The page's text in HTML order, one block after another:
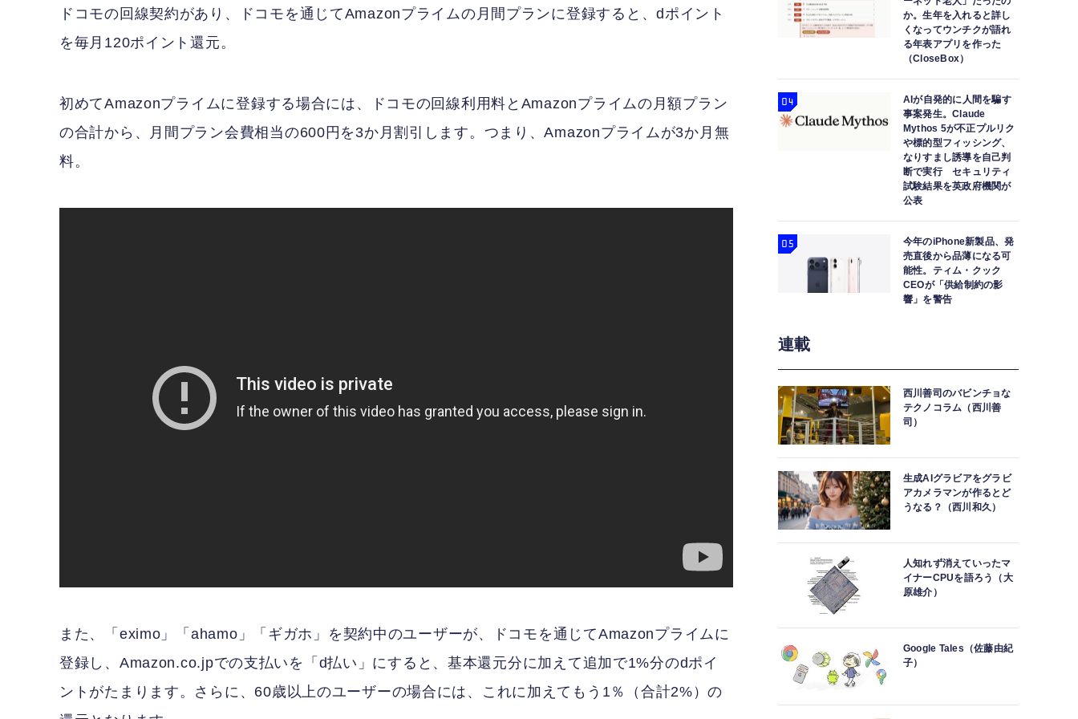
ドコモの回線契約があり、ドコモを通じてAmazonプライムの月間プランに登録すると、dポイント
を毎月120ポイント還元。
初めてAmazonプライムに登録する場合には、ドコモの回線利用料とAmazonプライムの月額プラン
の合計から、月間プラン会費相当の600円を3か月割引します。つまり、Amazonプライムが3か月無
料。
また、「eximo」「ahamo」「ギガホ」を契約中のユーザーが、ドコモを通じてAmazonプライムに
登録し、Amazon.co.jpでの支払いを「d払い」にすると、基本還元分に加えて追加で1%分のdポイ
ントがたまります。さらに、60歳以上のユーザーの場合には、これに加えてもう1％（合計2%）の
か。生年を入れると詳し
くなってウンチクが語れ
る年表アプリを作った
（CloseBox）
AIが自発的に人間を騙す
事案発生。Claude
Mythos 5が不正プルリク
や標的型フィッシング、
なりすまし誘導を自己判
断で実行 セキュリティ
試験結果を英政府機関が
公表
今年のiPhone新製品、発
売直後から品薄になる可
能性。ティム・クック
CEOが「供給制約の影
響」を警告
連載
西川善司のバビンチョな
テクノコラム（西川善
司）
生成AIグラビアをグラビ
アカメラマンが作るとど
うなる？（西川和久）
人知れず消えていったマ
イナーCPUを語ろう（大
原雄介）
Google Tales（佐藤由紀
子）